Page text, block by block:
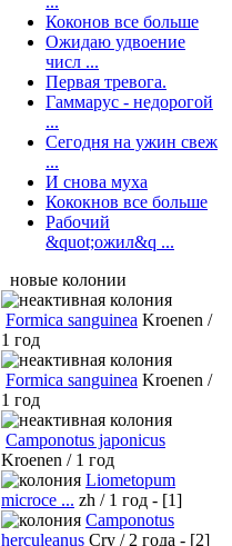
Коконов все больше
Ожидаю удвоение
числ ...
Первая тревога.
Гаммарус - недорогой
...
Сегодня на ужин свеж
...
И снова муха
Кококнов все больше
Рабочий
&quot;ожил&q ...
новые колонии
Formica sanguinea Kroenen /
1 год
Formica sanguinea Kroenen /
1 год
Camponotus japonicus
Kroenen / 1 год
Liometopum
microce ... zh / 1 год - [1]
Camponotus
herculeanus Cry / 2 года - [2]